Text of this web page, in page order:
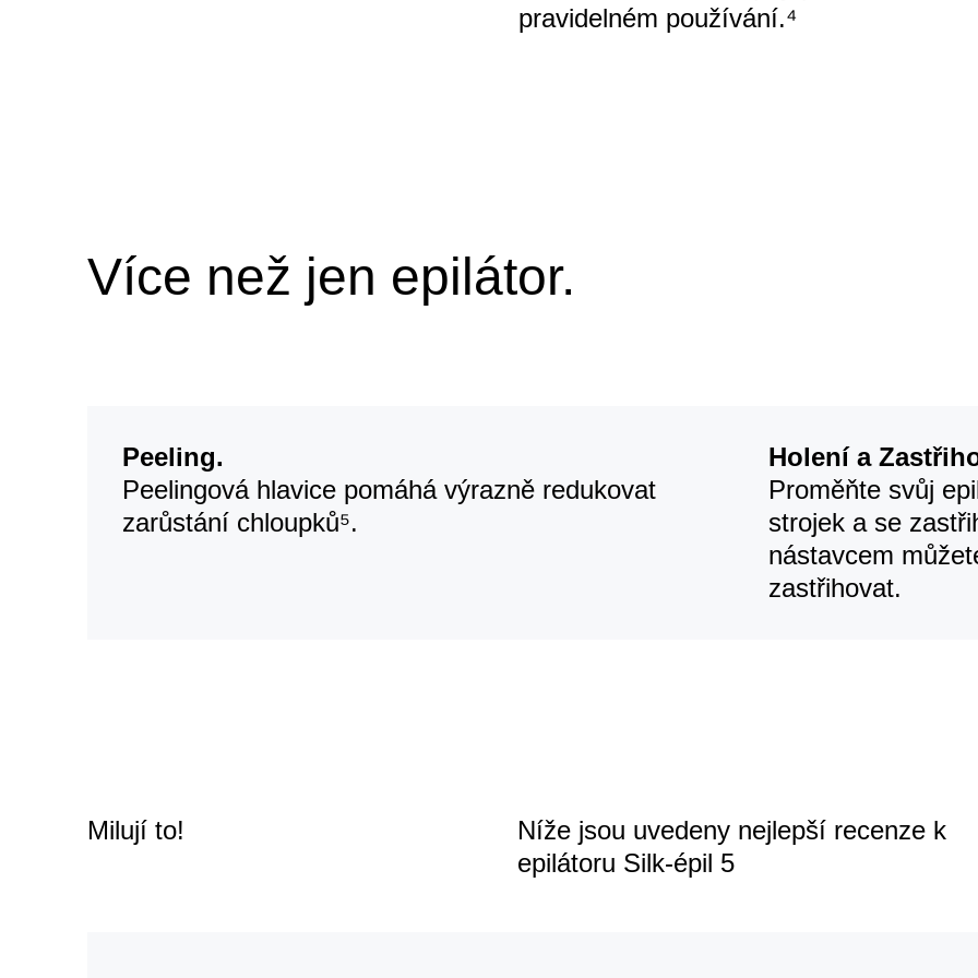
pravidelném používání.⁴
Více než jen epilátor.
Peeling.
Peelingová hlavice pomáhá výrazně redukovat
zarůstání chloupků⁵.
Holení a
Proměňte svůj
strojek a se
nástavcem
zastřihovat.
Milují to!
Níže jsou uvedeny nejlepší recenze k
epilátoru Silk-épil 5